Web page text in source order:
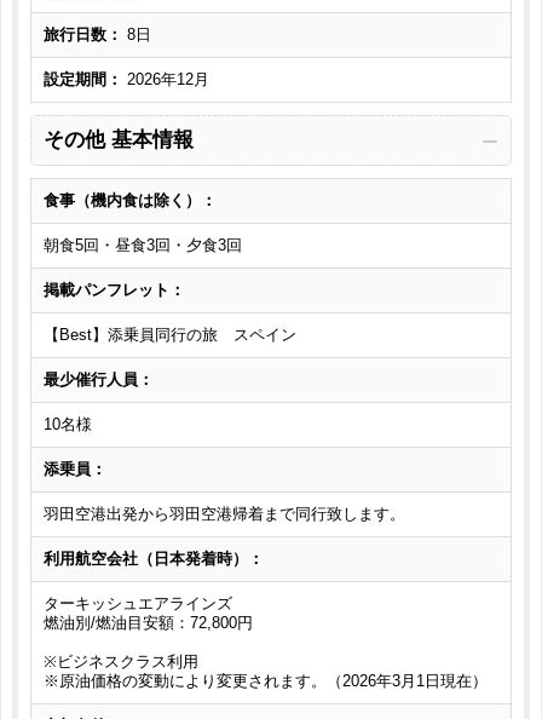
旅行日数： 8日
設定期間： 2026年12月
その他 基本情報
食事（機内食は除く）：
朝食5回・昼食3回・夕食3回
掲載パンフレット：
【Best】添乗員同行の旅 スペイン
最少催行人員：
10名様
添乗員：
羽田空港出発から羽田空港帰着まで同行致します。
利用航空会社（日本発着時）：
ターキッシュエアラインズ
燃油別/燃油目安額：72,800円
※ビジネスクラス利用
※原油価格の変動により変更されます。（2026年3月1日現在）